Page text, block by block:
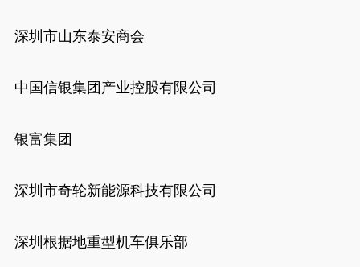
深圳市山东泰安商会
中国信银集团产业控股有限公司
银富集团
深圳市奇轮新能源科技有限公司
深圳根据地重型机车俱乐部